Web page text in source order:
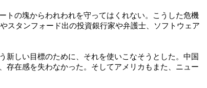
の塊からわれわれを守ってはくれない。こうした危機
スタンフォード出の投資銀行家や弁護士、ソフトウェア
しい目標のために、それを使いこなそうとした。中国
存在感を失わなかった。そしてアメリカもまた、ニュー